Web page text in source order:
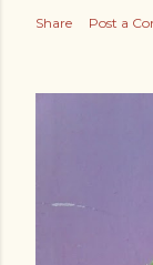
Share Post a